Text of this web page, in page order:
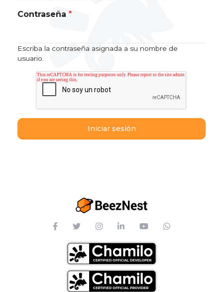
Contraseña
Escriba la contraseña asignada a su nombre de
usuario.